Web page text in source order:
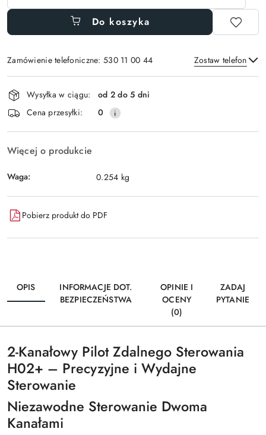
Do koszyka
Zamówienie telefoniczne: 530 11 00 44 Zostaw telefon
Wyślij
Dostępność
i
dostawa
Wysyłka w ciągu:
od 2 do 5 dni
Cena przesyłki:
0
Więcej o produkcie
Waga: 0.254 kg
Pobierz produkt do PDF
OPIS
INFORMACJE DOT.
BEZPIECZEŃSTWA
OPINIE I
OCENY
(0)
ZADAJ
PYTANIE
2-Kanałowy Pilot Zdalnego Sterowania
H02+ – Precyzyjne i Wydajne
Sterowanie
Niezawodne Sterowanie Dwoma
Kanałami